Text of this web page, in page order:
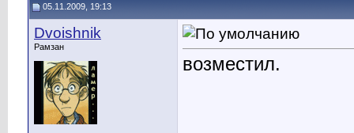
05.11.2009, 19:13
Dvoishnik
Рамзан
возместил.